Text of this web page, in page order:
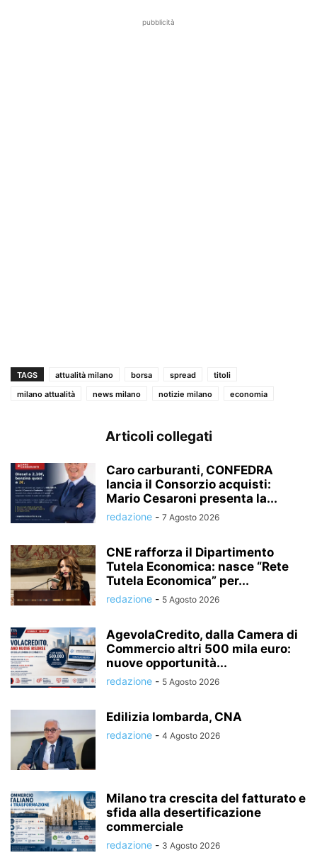
pubblicità
TAGS attualità milano borsa spread
titoli
milano attualità
news milano notizie milano economia
Articoli collegati
Caro carburanti, CONFEDRA
lancia il Consorzio acquisti:
Mario Cesaroni presenta la...
redazione - 7 Agosto 2026
CNE rafforza il Dipartimento
Tutela Economica: nasce “Rete
Tutela Economica” per...
redazione - 5 Agosto 2026
AgevolaCredito, dalla Camera di
Commercio altri 500 mila euro:
nuove opportunità...
redazione - 5 Agosto 2026
Edilizia lombarda, CNA
redazione - 4 Agosto 2026
Milano tra crescita del fatturato e
sfida alla desertificazione
commerciale
redazione - 3 Agosto 2026